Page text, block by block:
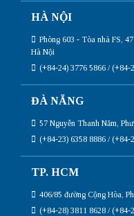
HÀ NỘI
Phòng 603 - Tòa nhà FS,
Hà Nội
(+84-24) 3776 5866 / (+84-
ĐÀ NẴNG
57 Nguyễn Thanh Năm,
(+84-23) 6358 8886 / (+84-
TP. HCM
406/85 đường Cộng Hòa,
(+84-28) 3811 8628 / (+84-